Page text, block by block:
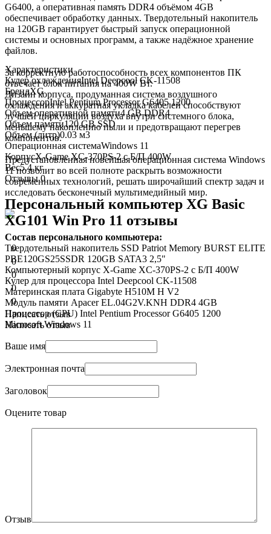
G6400, а оперативная память DDR4 объёмом 4GB
обеспечивает обработку данных. Твердотельный накопитель
на 120GB гарантирует быстрый запуск операционной
системы и основных программ, а также надёжное хранение
файлов.
За корректную работоспособность всех компонентов ПК
отвечает блок питания на 400W Вт.
Дизайн корпуса, продуманная система воздушного
охлаждения и аккуратная укладка кабелей способствуют
лучшей циркуляции воздуха внутри системного блока,
меньшему накоплению пыли и предотвращают перегрев
компонентов.
Предустановленная новейшая операционная система Windows
11 позволит во всей полноте раскрыть возможности
современных технологий, решать широчайший спектр задач и
исследовать бесконечный мультимедийный мир.
Состав персонального компьютера:
Твердотельный накопитель SSD Patriot Memory BURST ELITE
PBE120GS25SSDR 120GB SATA3 2,5"
Компьютерный корпус X-Game XC-370PS-2 с Б/П 400W
Кулер для процессора Intel Deepcool CK-11508
Материнская плата Gigabyte H510M H V2
Модуль памяти Apacer EL.04G2V.KNH DDR4 4GB
Процессор (CPU) Intel Pentium Processor G6405 1200
Microsoft Windows 11
Характеристики
Кулер охлажденияIntel Deepcool CK-11508
БрендXG
ПроцессорIntel Pentium Processor G6405 1200
Объем оперативной памяти4 GB DDR4
Объем памяти120 GB SSD
Объем (литр)0.03 м3
Операционная системаWindows 11
КорпусX-Game XC-370PS-2 с Б/П 400W
Вес5.4 кг
Отзывы0
Персональный компьютер XG Basic
XG101 Win Pro 11 отзывы
0
0
0
0
0
Написать отзыв
Написать отзыв
Ваше имя
Электронная почта
Заголовок
Оцените товар
Отзыв